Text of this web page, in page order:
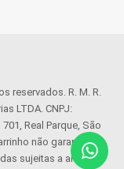
reservados. R. M. R.
LTDA. CNPJ:
Real Parque, São
não garante o
sujeitas a análise e